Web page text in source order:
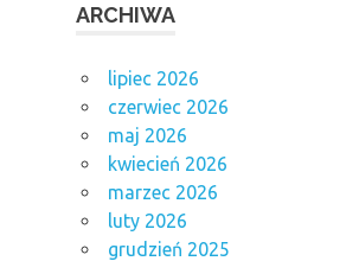
ARCHIWA
lipiec 2026
czerwiec 2026
maj 2026
kwiecień 2026
marzec 2026
luty 2026
grudzień 2025